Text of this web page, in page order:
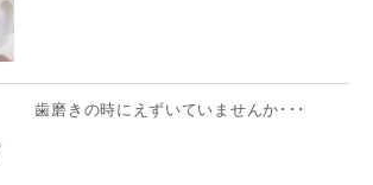
歯磨きの時にえずいていませんか･･･